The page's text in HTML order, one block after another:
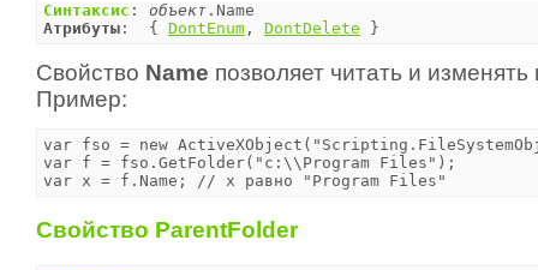
Синтаксис : объект
Атрибуты :  { DontEnum , DontDelete }
Свойство Name позволяет читать и
Пример:
var fso = new
var f = fso.GetFolder("c:\\Program Files");
var x = f.Name;	// x равно "Program Files"
Свойство ParentFolder